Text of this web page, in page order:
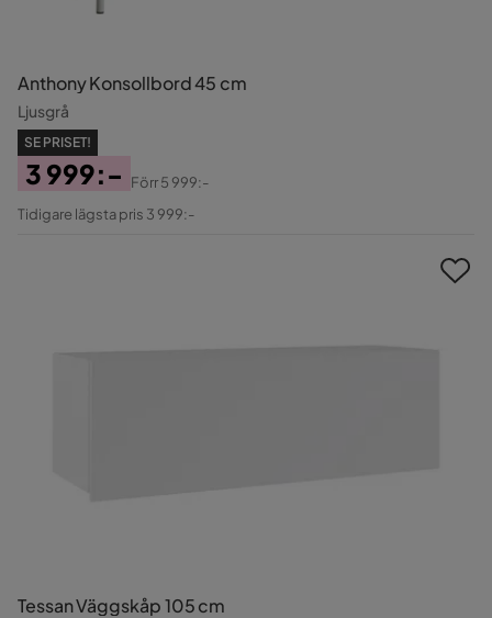
Anthony Konsollbord 45 cm
Ljusgrå
SE PRISET!
Pris
3 999:-
Original
Förr5 999:-
Tidigare lägsta pris 3 999:-
Tessan Väggskåp 105 cm